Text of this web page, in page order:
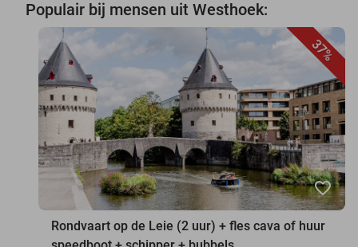
Populair bij mensen uit Westhoek:
37%
favorite_border
Rondvaart op de Leie (2 uur) + fles cava of huur